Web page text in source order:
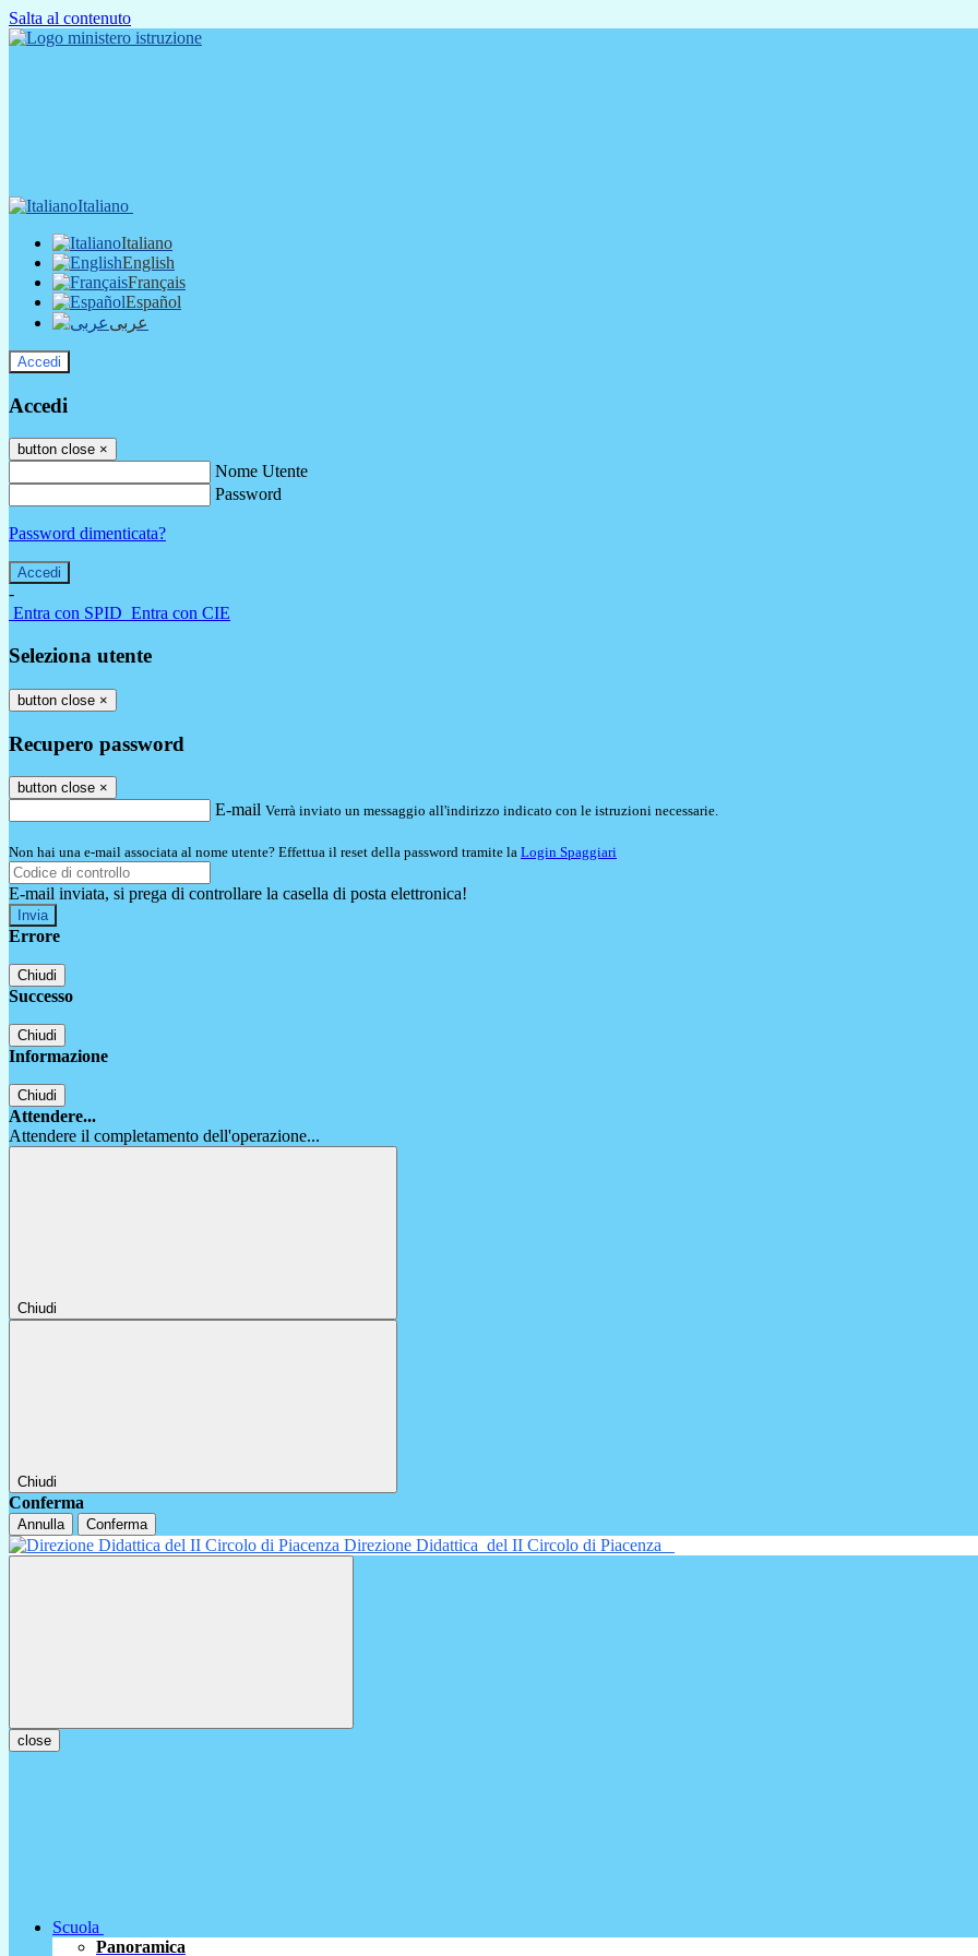
Salta al contenuto
Italiano
Italiano
English
Français
Español
عربى
Accedi
Accedi
button close ×
Nome Utente
Password
Password dimenticata?
-
Entra con SPID Entra con CIE
Seleziona utente
button close ×
Recupero password
button close ×
E-mail Verrà inviato un messaggio all'indirizzo indicato con le istruzioni necessarie.
Non hai una e-mail associata al nome utente? Effettua il reset della password tramite la Login Spaggiari
E-mail inviata, si prega di controllare la casella di posta elettronica!
Errore
Chiudi
Successo
Chiudi
Informazione
Chiudi
Attendere...
Attendere il completamento dell'operazione...
Chiudi
Chiudi
Conferma
Annulla Conferma
Direzione Didattica del II Circolo di Piacenza
close
Scuola
Panoramica